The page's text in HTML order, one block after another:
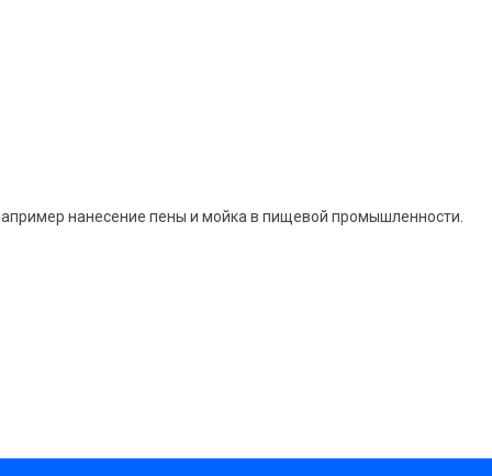
нанесение пены и мойка в пищевой промышленности.